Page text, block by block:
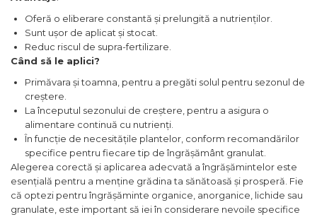
Oferă o eliberare constantă și prelungită a nutrienților.
Sunt ușor de aplicat și stocat.
Reduc riscul de supra-fertilizare.
Când să le aplici?
Primăvara și toamna, pentru a pregăti solul pentru sezonul de
creștere.
La începutul sezonului de creștere, pentru a asigura o
alimentare continuă cu nutrienți.
În funcție de necesitățile plantelor, conform recomandărilor
specifice pentru fiecare tip de îngrășământ granulat.
Alegerea corectă și aplicarea adecvată a îngrășămintelor este
esențială pentru a menține grădina ta sănătoasă și prosperă. Fie
că optezi pentru îngrășăminte organice, anorganice, lichide sau
granulate, este important să iei în considerare nevoile specifice